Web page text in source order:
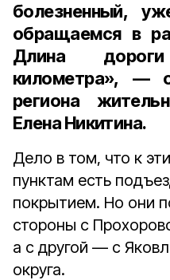
болезненный,
обращаемся в
Длина
километра», —
региона
Елена Никитина.
Дело в том, что к
пунктам есть
покрытием. Но они
стороны с
а с другой — с
округа.